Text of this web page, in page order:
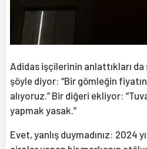
Adidas işçilerinin anlattıkları
şöyle diyor: “Bir gömleğin
alıyoruz.” Bir diğeri ekliyor:
yapmak yasak.”
Evet, yanlış duymadınız: 2024